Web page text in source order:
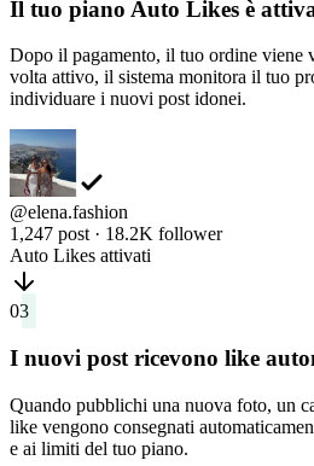
Dopo il pagamento, il tuo ordine viene
volta attivo, il sistema monitora il tuo
individuare i nuovi post idonei.
@elena.fashion
1,247 post · 18.2K follower
Auto Likes attivati
03
I nuovi post ricevono like
like vengono consegnati
e ai limiti del tuo piano.